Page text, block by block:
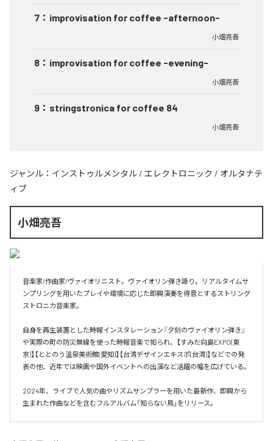
7 ： improvisation for coffee -afternoon-
小畑亮吾
8 ： improvisation for coffee -evening-
小畑亮吾
9 ： stringstronica for coffee 84
小畑亮吾
ジャンル： インストゥルメンタル / エレクトロニック / オルタナテ
ィブ
小畑亮吾
音楽家/作曲家/ヴァイオリニスト。ヴァイオリン弾き語り。リアルタイムサ
ンプリングを用いたプレイや環境に応じた即興演奏を得意とするストリング
ストロニカ音楽家。
自身を再生装置とした時報インスタレーション『夕刻のヴァイオリン弾き』
や実際の町の防災無線を使った時報音楽で知られ、【すみだ向島EXPO(東
京)】【ととのう温泉美術館(愛知)】【台湾デザインエキスポ(台湾)】などでの発
表の他、近年では映画や国外イベントへの出演など活躍の幅を広げている。
2024年、ライブで人気の曲やリズムサンプラーを用いた最新作、即興から